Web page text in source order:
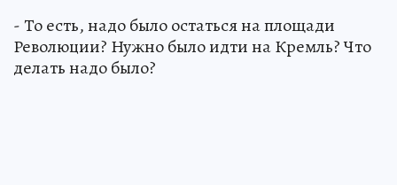
- То есть, надо было остаться на площади
Революции? Нужно было идти на Кремль? Что
делать надо было?